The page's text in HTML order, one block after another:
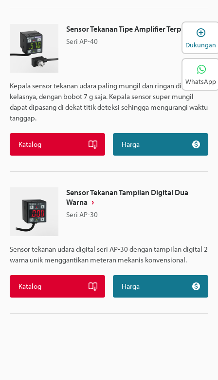
Sensor Tekanan Tipe Amplifier Terpisah
Seri AP-40
Kepala sensor tekanan udara paling mungil dan ringan di
kelasnya, dengan bobot 7 g saja. Kepala sensor super mungil
dapat dipasang di dekat titik deteksi sehingga mengurangi waktu
tanggap.
Katalog Harga
Sensor Tekanan Tampilan Digital Dua
Warna
Seri AP-30
Sensor tekanan udara digital seri AP-30 dengan tampilan digital 2
warna unik menggantikan meteran mekanis konvensional.
Katalog Harga
Dukungan
WhatsApp